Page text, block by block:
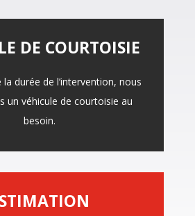
DE COURTOISIE
durée de l’intervention, nous
un véhicule de courtoisie au
besoin.